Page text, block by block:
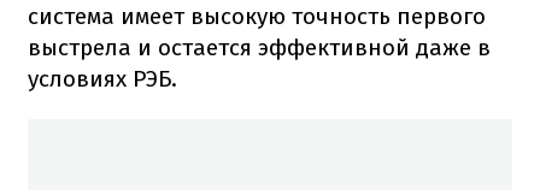
система имеет высокую точность первого
выстрела и остается эффективной даже в
условиях РЭБ.